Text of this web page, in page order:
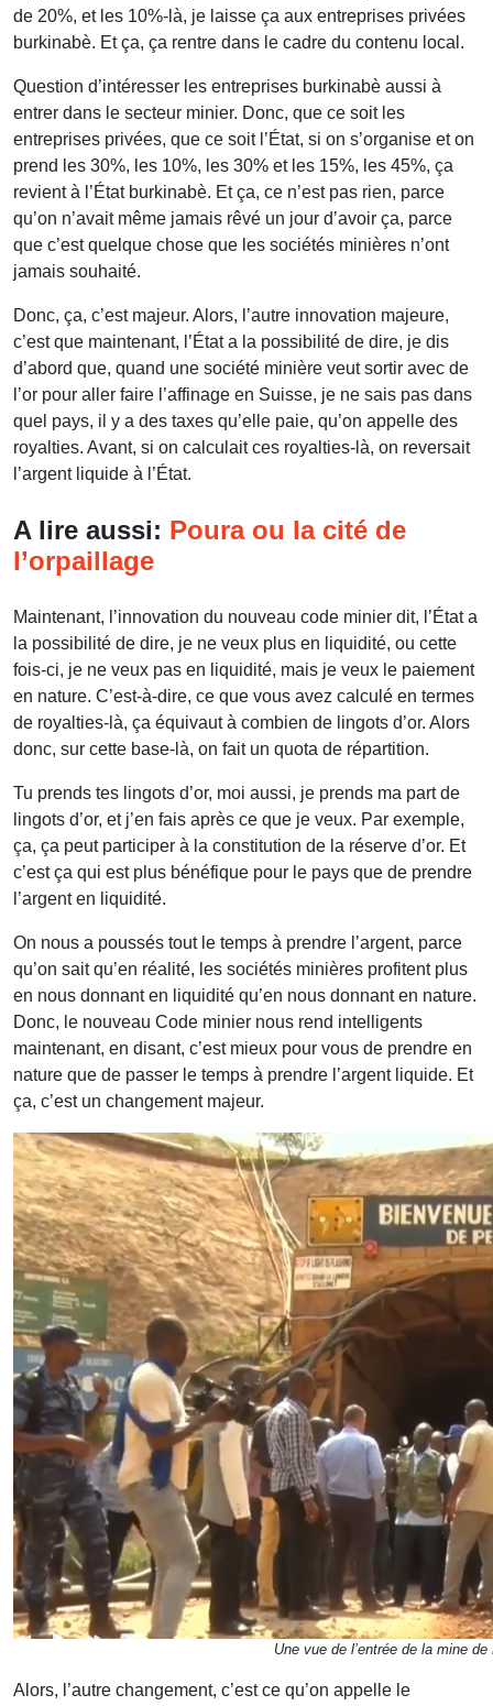
de 20%, et les 10%-là, je laisse ça aux entreprises privées
burkinabè. Et ça, ça rentre dans le cadre du contenu local.
Question d’intéresser les entreprises burkinabè aussi à
entrer dans le secteur minier. Donc, que ce soit les
entreprises privées, que ce soit l’État, si on s’organise et on
prend les 30%, les 10%, les 30% et les 15%, les 45%, ça
revient à l’État burkinabè. Et ça, ce n’est pas rien, parce
qu’on n’avait même jamais rêvé un jour d’avoir ça, parce
que c’est quelque chose que les sociétés minières n’ont
jamais souhaité.
Donc, ça, c’est majeur. Alors, l’autre innovation majeure,
c’est que maintenant, l’État a la possibilité de dire, je dis
d’abord que, quand une société minière veut sortir avec de
l’or pour aller faire l’affinage en Suisse, je ne sais pas dans
quel pays, il y a des taxes qu’elle paie, qu’on appelle des
royalties. Avant, si on calculait ces royalties-là, on reversait
l’argent liquide à l’État.
A lire aussi: Poura ou la cité de
l’orpaillage
Maintenant, l’innovation du nouveau code minier dit, l’État a
la possibilité de dire, je ne veux plus en liquidité, ou cette
fois-ci, je ne veux pas en liquidité, mais je veux le paiement
en nature. C’est-à-dire, ce que vous avez calculé en termes
de royalties-là, ça équivaut à combien de lingots d’or. Alors
donc, sur cette base-là, on fait un quota de répartition.
Tu prends tes lingots d’or, moi aussi, je prends ma part de
lingots d’or, et j’en fais après ce que je veux. Par exemple,
ça, ça peut participer à la constitution de la réserve d’or. Et
c’est ça qui est plus bénéfique pour le pays que de prendre
l’argent en liquidité.
On nous a poussés tout le temps à prendre l’argent, parce
qu’on sait qu’en réalité, les sociétés minières profitent plus
en nous donnant en liquidité qu’en nous donnant en nature.
Donc, le nouveau Code minier nous rend intelligents
maintenant, en disant, c’est mieux pour vous de prendre en
nature que de passer le temps à prendre l’argent liquide. Et
ça, c’est un changement majeur.
Une vue de l’entrée de la mine de
Alors, l’autre changement, c’est ce qu’on appelle le